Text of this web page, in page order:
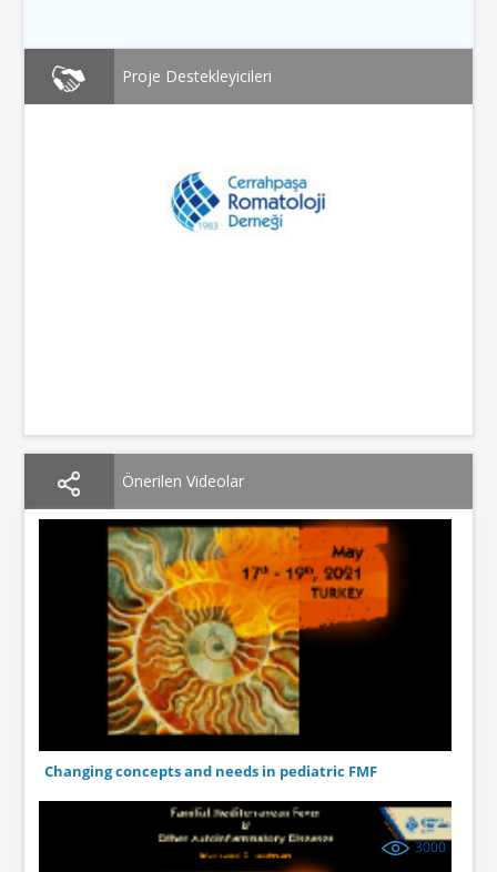
Proje Destekleyicileri
Önerilen Videolar
Changing concepts and needs in pediatric FMF
3000